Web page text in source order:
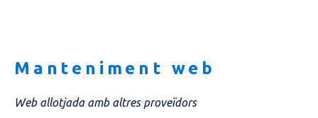
Manteniment web
Web allotjada amb altres proveïdors